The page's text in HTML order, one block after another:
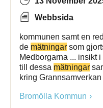
Webbsida
kommunen samt en
de mätningar som
Medborgarna ... insikt
till dessa mätningar
kring Grannsamverkan
Bromölla Kommun